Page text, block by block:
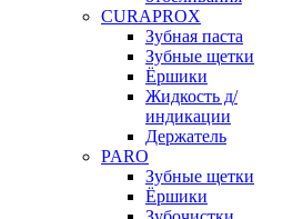
CURAPROX
Зубная паста
Зубные щетки
Ёршики
Жидкость д/
индикации
Держатель
PARO
Зубные щетки
Ёршики